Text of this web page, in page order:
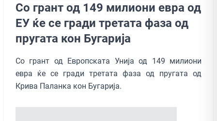
Со грант од 149 милиони евра од
ЕУ ќе се гради третата фаза од
пругата кон Бугарија
Со грант од Европската Унија од 149 милиони
евра ќе се гради третата фаза од пругата од
Крива Паланка кон Бугарија.